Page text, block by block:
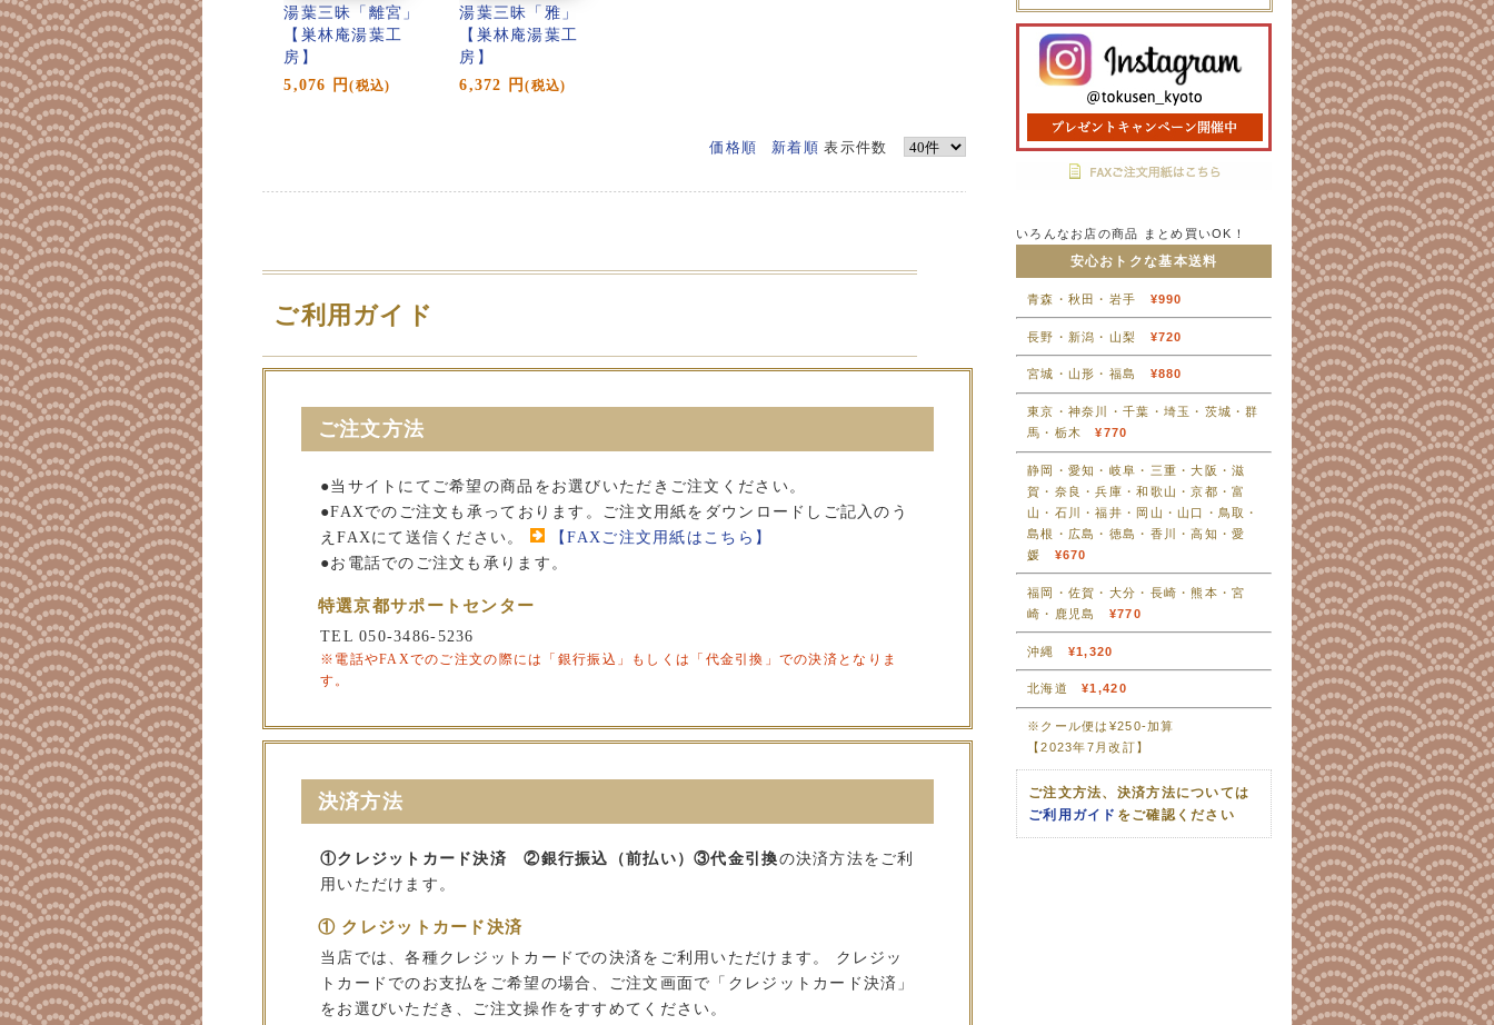
湯葉三昧「離宮」
【巣林庵湯葉工
房】
5,076
円(税込)
湯葉三昧「雅」
【巣林庵湯葉工
房】
6,372
円(税込)
価格順 新着順 表示件数
ご利用ガイド
ご注文方法
●当サイトにてご希望の商品をお選びいただきご注文ください。
●FAXでのご注文も承っております。ご注文用紙をダウンロードしご記入のう
えFAXにて送信ください。
【FAXご注文用紙はこちら】
●お電話でのご注文も承ります。
特選京都サポートセンター
TEL 050-3486-5236
※電話やFAXでのご注文の際には「銀行振込」もしくは「代金引換」での決済となりま
す。
決済方法
①クレジットカード決済 ②銀行振込（前払い）③代金引換の決済方法をご利
用いただけます。
① クレジットカード決済
当店では、各種クレジットカードでの決済をご利用いただけます。 クレジッ
トカードでのお支払をご希望の場合、ご注文画面で「クレジットカード決済」
をお選びいただき、ご注文操作をすすめてください。
いろんなお店の商品 まとめ買いOK！
安心おトクな基本送料
青森・秋田・岩手 ¥990
長野・新潟・山梨 ¥720
宮城・山形・福島 ¥880
東京・神奈川・千葉・埼玉・茨城・群
馬・栃木¥770
静岡・愛知・岐阜・三重・大阪・滋
賀・奈良・兵庫・和歌山・京都・富
山・石川・福井・岡山・山口・鳥取・
島根・広島・徳島・香川・高知・愛
媛 ¥670
福岡・佐賀・大分・長崎・熊本・宮
崎・鹿児島 ¥770
沖縄 ¥1,320
北海道¥1,420
※クール便は¥250-加算
【2023年7月改訂】
ご注文方法、決済方法については
ご利用ガイド をご確認ください